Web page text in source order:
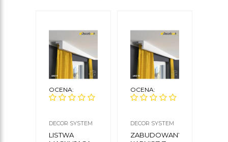
OCENA:
DECOR SYSTEM
LISTWA
OCENA:
DECOR SYSTEM
ZABUDOWANY